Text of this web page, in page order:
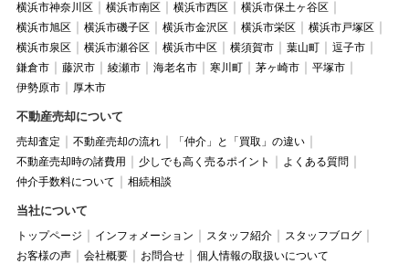
横浜市神奈川区 横浜市南区 横浜市西区
横浜市保土ヶ谷区
横浜市旭区
横浜市磯子区 横浜市金沢区 横浜市栄区
横浜市戸塚区
横浜市泉区
横浜市瀬谷区 横浜市中区 横須賀市 葉山町
逗子市
鎌倉市
藤沢市 綾瀬市 海老名市 寒川町 茅ヶ崎市
平塚市
伊勢原市
厚木市
不動産売却について
売却査定 不動産売却の流れ
「仲介」と「買取」の違い
不動産売却時の諸費用
少しでも高く売るポイント
よくある質問
仲介手数料について
相続相談
当社について
トップページ インフォメーション スタッフ紹介
スタッフブログ
お客様の声
会社概要 お問合せ 個人情報の取扱いについて